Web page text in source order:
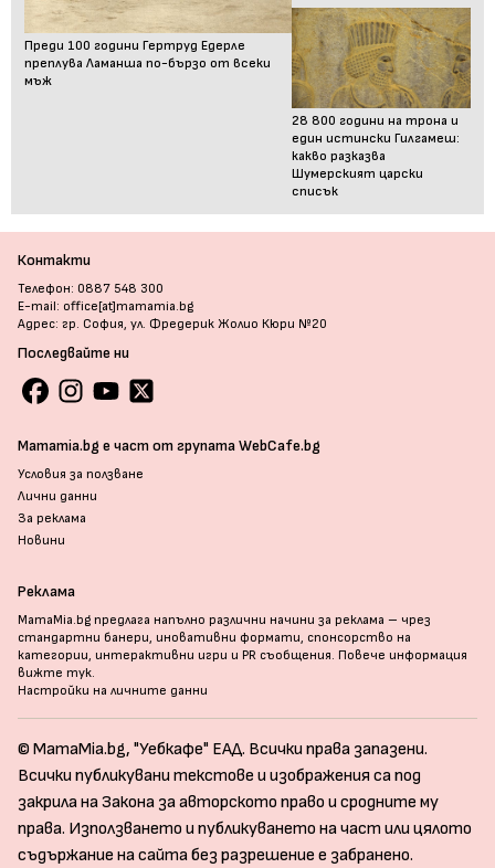
Преди 100 години Гертруд Едерле
преплува Ламанша по-бързо от всеки
мъж
28 800 години на трона и
един истински Гилгамеш:
какво разказва
Шумерският царски
списък
Контакти
Телефон: 0887 548 300
E-mail: office[at]mamamia.bg
Адрес: гр. София, ул. Фредерик Жолио Кюри №20
Последвайте ни
Mamamia.bg е част от групата WebCafe.bg
Условия за ползване
Лични данни
За реклама
Новини
Реклама
MamaMia.bg предлага напълно различни начини за реклама – чрез
стандартни банери, иновативни формати, спонсорство на
категории, интерактивни игри и PR съобщения. Повече информация
вижте тук.
Настройки на личните данни
© MamaMia.bg, "Уебкафе" ЕАД. Всички права запазени.
Всички публикувани текстове и изображения са под
закрила на Закона за авторското право и сродните му
права. Използването и публикуването на част или цялото
съдържание на сайта без разрешение е забранено.